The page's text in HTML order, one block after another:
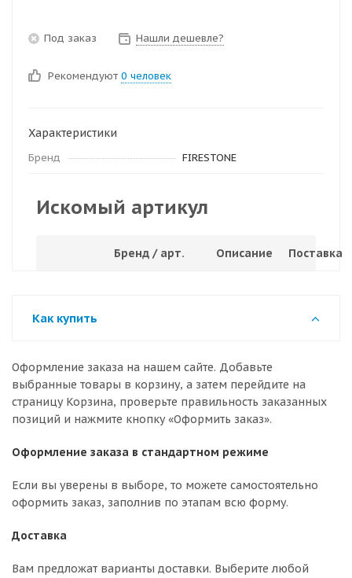
Под заказ Нашли дешевле?
Рекомендуют 0 человек
Характеристики
Бренд FIRESTONE
Искомый артикул
Бренд / арт. Описание Поставка
Как купить
Оформление заказа на нашем сайте. Добавьте
выбранные товары в корзину, а затем перейдите на
страницу Корзина, проверьте правильность заказанных
позиций и нажмите кнопку «Оформить заказ».
Оформление заказа в стандартном режиме
Если вы уверены в выборе, то можете самостоятельно
оформить заказ, заполнив по этапам всю форму.
Доставка
Вам предложат варианты доставки. Выберите любой